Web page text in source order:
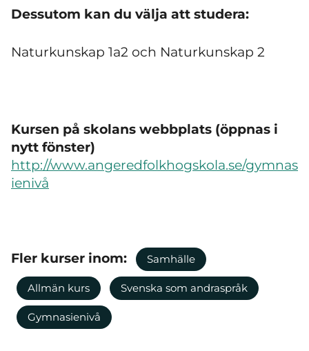
Dessutom kan du välja att studera:
Naturkunskap 1a2 och Naturkunskap 2
Kursen på skolans webbplats (öppnas i
nytt fönster)
http://www.angeredfolkhogskola.se/gymnas
ienivå
Fler kurser inom: Samhälle
Allmän kurs Svenska som andraspråk
Gymnasienivå